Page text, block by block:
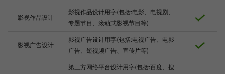
影视作品设计
影视作品设计用字(包括:电影、电视剧、
专题节目、滚动式影视节目等)
影视广告设计
影视广告设计用字(包括:电视广告、电影
广告、短视频广告、宣传片等)
第三方网络平台设计用字(包括:百度、搜